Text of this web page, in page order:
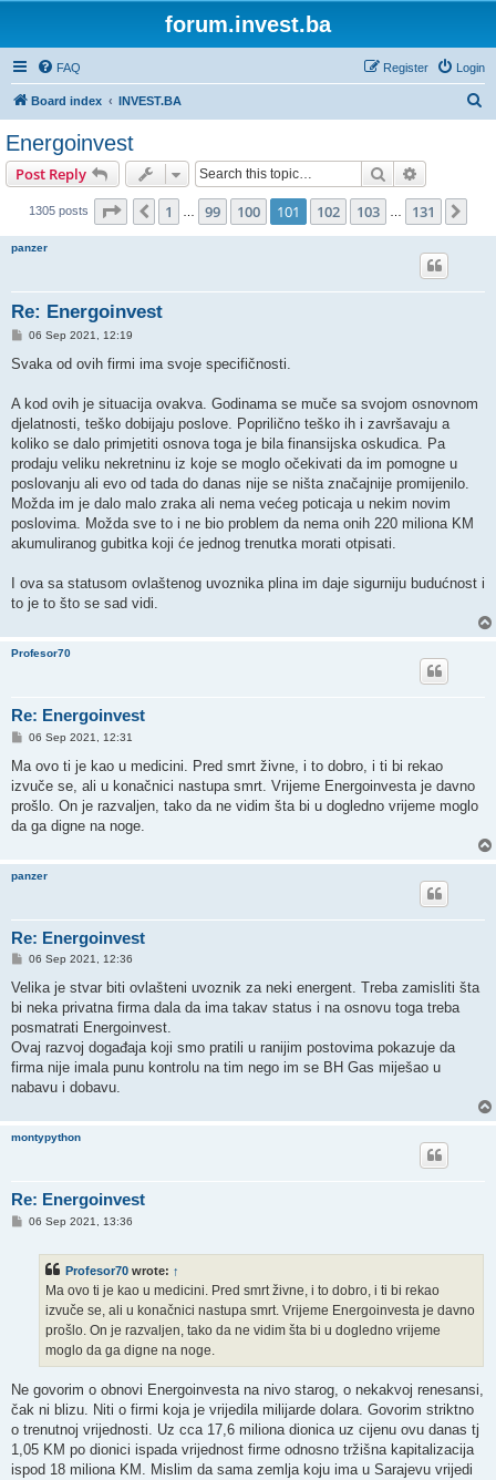
forum.invest.ba
FAQ Login
Register
Board index INVEST.BA
Energoinvest
Post Reply Search
1305 posts Page 101 of 131
Previous
1 99 100 101 102 103 131
panzer
Re: Energoinvest
P
s
06 Sep 2021, 12:19
Svaka od ovih firmi ima svoje specifičnosti.
A kod ovih je situacija ovakva. Godinama se muče sa svojom osnovnom
djelatnosti, teško dobijaju poslove. Poprilično teško ih i završavaju a
koliko se dalo primjetiti osnova toga je bila finansijska oskudica. Pa
prodaju veliku nekretninu iz koje se moglo očekivati da im pomogne u
poslovanju ali evo od tada do danas nije se ništa značajnije promijenilo.
Možda im je dalo malo zraka ali nema većeg poticaja u nekim novim
poslovima. Možda sve to i ne bio problem da nema onih 220 miliona KM
akumuliranog gubitka koji će jednog trenutka morati otpisati.
I ova sa statusom ovlaštenog uvoznika plina im daje sigurniju budućnost i
to je to što se sad vidi.
Profesor70
Re: Energoinvest
P
s
06 Sep 2021, 12:31
Ma ovo ti je kao u medicini. Pred smrt živne, i to dobro, i ti bi rekao
izvuče se, ali u konačnici nastupa smrt. Vrijeme Energoinvesta je davno
prošlo. On je razvaljen, tako da ne vidim šta bi u dogledno vrijeme moglo
da ga digne na noge.
panzer
Re: Energoinvest
P
s
06 Sep 2021, 12:36
Velika je stvar biti ovlašteni uvoznik za neki energent. Treba zamisliti šta
bi neka privatna firma dala da ima takav status i na osnovu toga treba
posmatrati Energoinvest.
Ovaj razvoj događaja koji smo pratili u ranijim postovima pokazuje da
firma nije imala punu kontrolu na tim nego im se BH Gas miješao u
nabavu i dobavu.
montypython
Re: Energoinvest
P06 Sep 2021, 13:36
Profesor70 wrote: ↑
Ma ovo ti je kao u medicini. Pred smrt živne, i to dobro, i ti bi rekao
izvuče se, ali u konačnici nastupa smrt. Vrijeme Energoinvesta je davno
prošlo. On je razvaljen, tako da ne vidim šta bi u dogledno vrijeme
moglo da ga digne na noge.
Ne govorim o obnovi Energoinvesta na nivo starog, o nekakvoj renesansi,
čak ni blizu. Niti o firmi koja je vrijedila milijarde dolara. Govorim striktno
o trenutnoj vrijednosti. Uz cca 17,6 miliona dionica uz cijenu ovu danas tj
1,05 KM po dionici ispada vrijednost firme odnosno tržišna kapitalizacija
ispod 18 miliona KM. Mislim da sama zemlja koju ima u Sarajevu vrijedi